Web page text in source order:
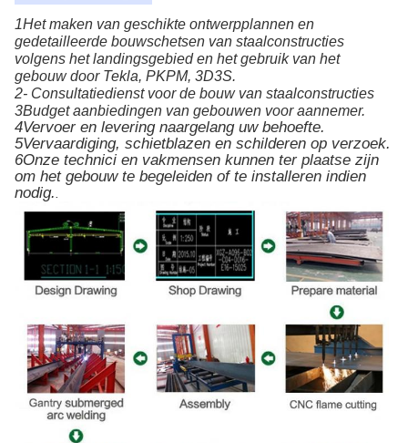
1Het maken van geschikte ontwerpplannen en
gedetailleerde bouwschetsen van staalconstructies
volgens het landingsgebied en het gebruik van het
gebouw door Tekla, PKPM, 3D3S.
2- Consultatiedienst voor de bouw van staalconstructies
3Budget aanbiedingen van gebouwen voor aannemer.
4Vervoer en levering naargelang uw behoefte.
5Vervaardiging, schietblazen en schilderen op verzoek.
6Onze technici en vakmensen kunnen ter plaatse zijn
om het gebouw te begeleiden of te installeren indien
nodig.